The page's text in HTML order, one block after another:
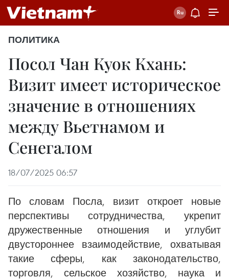
ПОЛИТИКА
Посол Чан Куок Кхань:
Визит имеет историческое
значение в отношениях
между Вьетнамом и
Сенегалом
18/07/2025 06:57
По словам Посла, визит откроет новые
перспективы сотрудничества, укрепит
дружественные отношения и углубит
двустороннее взаимодействие, охватывая
такие сферы, как законодательство,
торговля, сельское хозяйство, наука и